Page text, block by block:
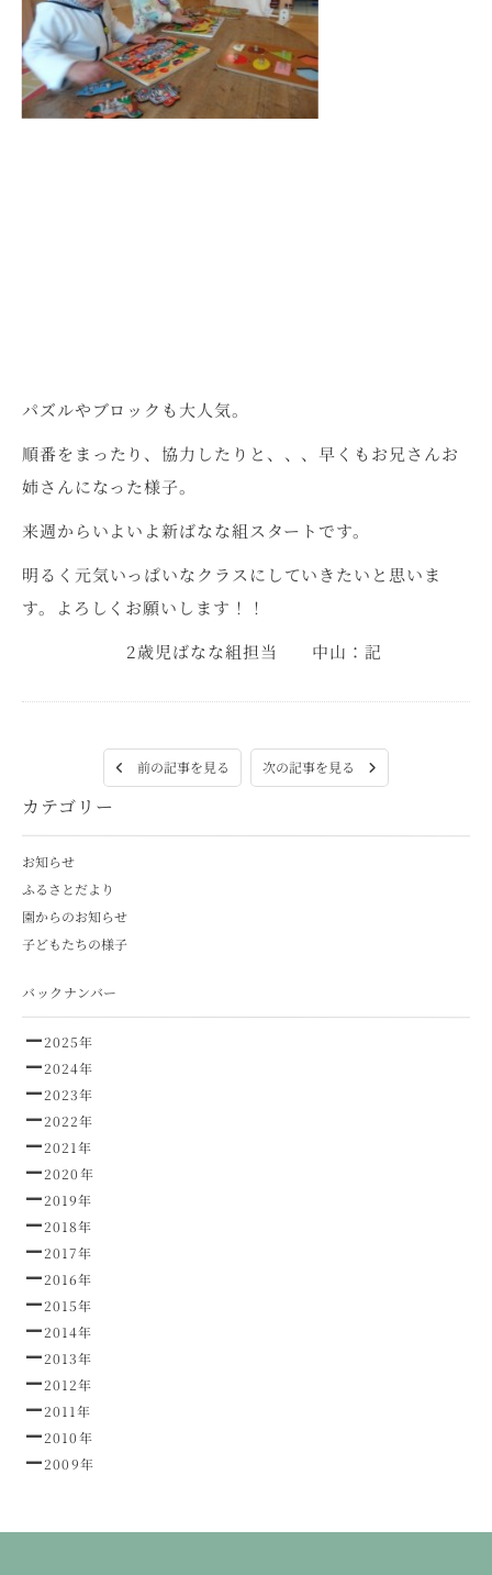
カテゴリー
お知らせ
ふるさとだより
園からのお知らせ
子どもたちの様子
バックナンバー
2025年
2024年
2023年
2022年
2021年
2020年
2019年
2018年
2017年
2016年
2015年
2014年
2013年
2012年
2011年
2010年
2009年
パズルやブロックも大人気。
順番をまったり、協力したりと、、、早くもお兄さんお
姉さんになった様子。
来週からいよいよ新ばなな組スタートです。
明るく元気いっぱいなクラスにしていきたいと思いま
す。よろしくお願いします！！
2歳児ばなな組担当 中山：記
前の記事を見る 次の記事を見る